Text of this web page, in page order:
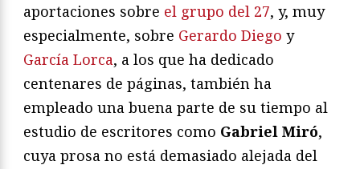
aportaciones sobre el grupo del 27, y, muy
especialmente, sobre Gerardo Diego y
García Lorca, a los que ha dedicado
centenares de páginas, también ha
empleado una buena parte de su tiempo al
estudio de escritores como Gabriel Miró,
cuya prosa no está demasiado alejada del